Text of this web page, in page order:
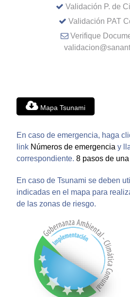
Validación P. de
Validación PAT
Verifique
Mapa Tsunami
En caso de emergencia, haga
link Números de emergencia y
correspondiente. 8 pasos de
En caso de Tsunami se deben
indicadas en el mapa para
de las zonas de riesgo.